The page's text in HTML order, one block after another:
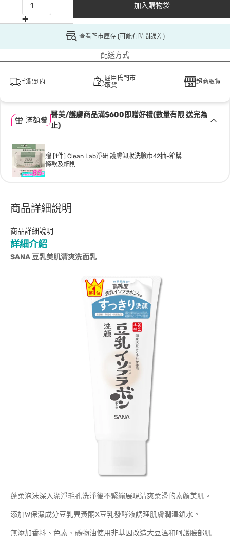
加入購物袋
查看門市庫存 (可能有時間誤差)
配送方式
宅配到府
屈臣氏門市
取貨
超商取貨
滿額贈
醫美/護膚商品滿$600即贈好禮(數量有限 送完為
止)
贈 [1件] Clean Lab淨研 護膚卸妝洗臉巾42抽-箱購
條款及細則
商品詳細說明
商品詳細說明
詳細介紹
SANA 豆乳美肌清爽洗面乳
蓬柔泡沫深入潔淨毛孔洗淨後不緊繃展現清爽柔滑的素顏美肌。
添加W保濕成分豆乳異黃酮X豆乳發酵液調理肌膚潤澤鎖水。
無添加香料、色素、礦物油使用非基因改造大豆溫和呵護臉部肌